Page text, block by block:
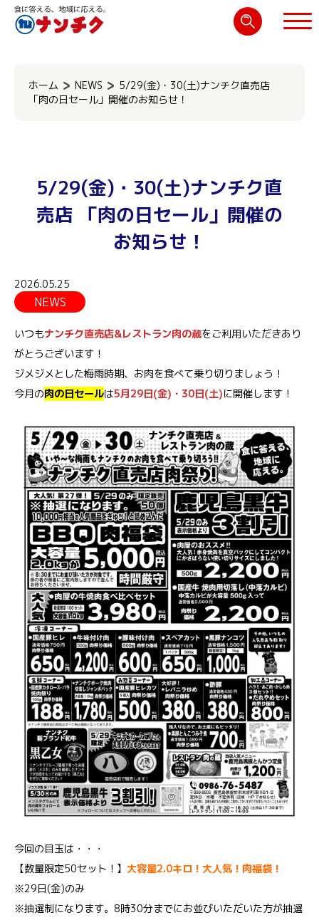
ホーム NEWS
5/29(金)・30(土)ナンチク直売店
「肉の日セール」開催のお知らせ！
5/29(金)・30(土)ナンチク直
売店 「肉の日セール」開催の
お知らせ！
2026.05.25
NEWS
いつもナンチク直売店&レストラン肉の蔵をご利用いただきあり
がとうございます！
ジメジメとした梅雨時期、お肉を食べて乗り切りましょう！
今月の肉の日セールは5月29日(金)・30日(土)に開催します！
今回の目玉は・・・
【数量限定50セット！】 大容量2.0キロ！大人気！肉福袋！
※29日(金)のみ
※抽選制になります。8時30分までにお並びいただいた方が抽選